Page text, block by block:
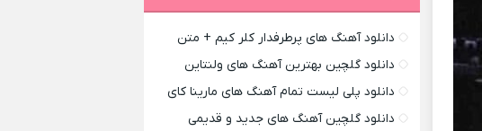
دانلود آهنگ های پرطرفدار کلر کیم + متن
دانلود گلچین بهترین آهنگ های ولنتاین
دانلود پلی لیست تمام آهنگ های مارینا کای
دانلود گلچین آهنگ های جدید و قدیمی